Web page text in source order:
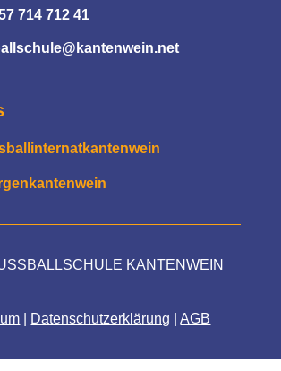
714 712 41
KANTENWEIN
Datenschutzerklärung |AGB